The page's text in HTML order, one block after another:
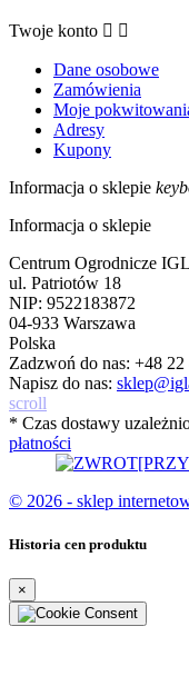
Twoje konto  
Dane osobowe
Zamówienia
Moje
Adresy
Kupony
Informacja o sklepie
Informacja o sklepie
Centrum Ogrodnicze
ul. Patriotów 18
NIP: 9522183872
04-933 Warszawa
Polska
Zadzwoń do nas: +48 22
Napisz do nas:
scroll
* Czas dostawy
płatności
© 2026 - sklep
Historia cen produktu
×